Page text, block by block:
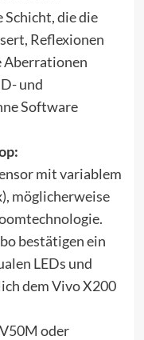
Schicht, die die
Reflexionen
Aberrationen
und
Software
mit variablem
möglicherweise
bestätigen ein
LEDs und
dem Vivo X200
oder